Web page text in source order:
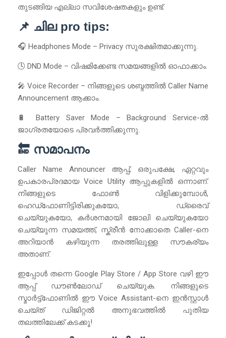
തുടങ്ങിയ എല്ലാ സവിശേഷതകളും ഉണ്ട്.
📌 ചില pro tips:
🎧 Headphones Mode – Privacy സുരക്ഷിതമാക്കുന്നു.
🕓 DND Mode – വിഷമിക്കേണ്ട സമയങ്ങളിൽ ഓഫാക്കാം.
🎤 Voice Recorder – നിങ്ങളുടെ ശബ്ദത്തിൽ Caller Name
Announcement ആക്കാം.
🔋 Battery Saver Mode – Background Service-ൽ
ജാഗ്രതയോടെ പ്രവർത്തിക്കുന്നു.
🔚 സമാപനം
Caller Name Announcer ആപ്പ്, ഒരുപക്ഷേ, ഏറ്റവും
ഉപകാരപ്രദമായ Voice Utility ആപ്പുകളിൽ ഒന്നാണ്.
നിങ്ങളുടെ ഫോൺ വിളിക്കുമ്പോൾ,
ഹെഡ്ഫോണിട്ടിരിക്കുകയോ, ഡ്രൈവ്
ചെയ്യുകയോ, കർശനമായി ജോലി ചെയ്യുകയോ
ചെയ്യുന്ന സമയത്ത്, സ്ക്രീൻ നോക്കാതെ Caller-നെ
അറിയാൻ കഴിയുന്ന തരത്തിലുള്ള സൗകര്യം
അതാണ്.
ഇപ്പോൾ തന്നെ Google Play Store / App Store വഴി ഈ
ആപ്പ് ഡൗൺലോഡ് ചെയ്യുക. നിങ്ങളുടെ
സ്മാർട്ട്‌ഫോണിൽ ഈ Voice Assistant-നെ ഇൻസ്റ്റാൾ
ചെയ്ത് ഡിജിറ്റൽ അനുഭവത്തിൽ പുതിയ
തലത്തിലേക്ക് കടക്കൂ!